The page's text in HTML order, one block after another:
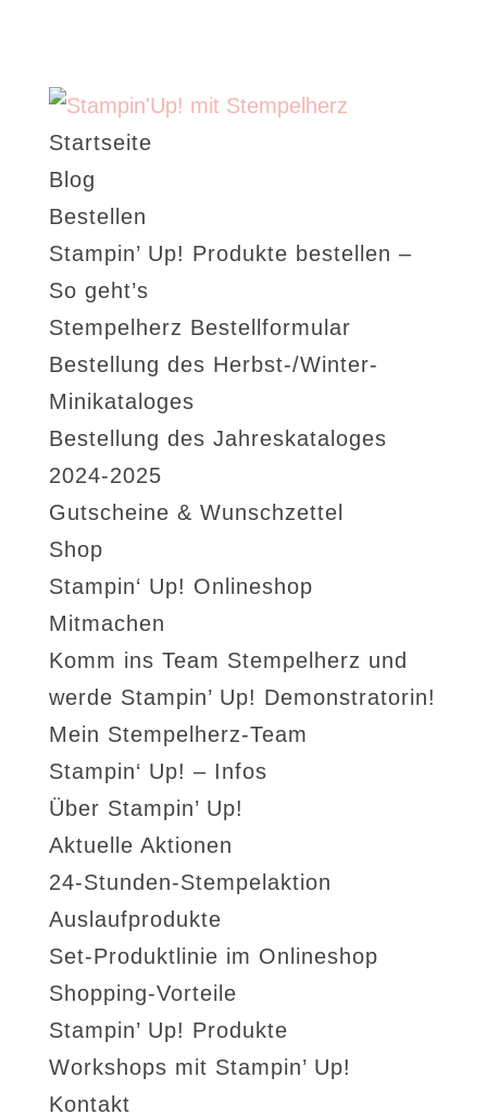
Startseite
Blog
Bestellen
Stampin’ Up! Produkte bestellen –
So geht’s
Stempelherz Bestellformular
Bestellung des Herbst-/Winter-
Minikataloges
Bestellung des Jahreskataloges
2024-2025
Gutscheine & Wunschzettel
Shop
Stampin‘ Up! Onlineshop
Mitmachen
Komm ins Team Stempelherz und
werde Stampin’ Up! Demonstratorin!
Mein Stempelherz-Team
Stampin‘ Up! – Infos
Über Stampin’ Up!
Aktuelle Aktionen
24-Stunden-Stempelaktion
Auslaufprodukte
Set-Produktlinie im Onlineshop
Shopping-Vorteile
Stampin’ Up! Produkte
Workshops mit Stampin’ Up!
Kontakt